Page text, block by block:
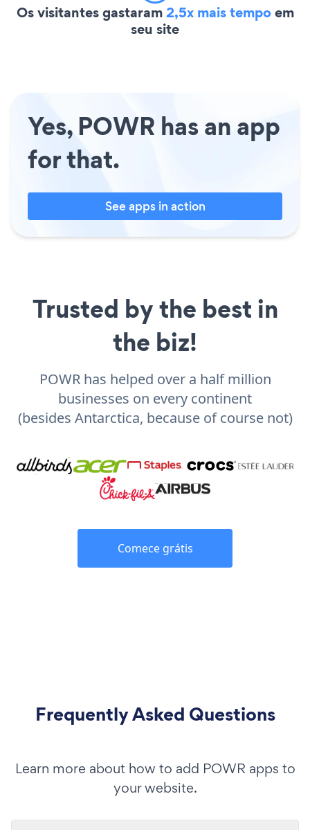
Os visitantes gastaram2,5x mais tempoem
seu site
Yes, POWR has an app
for that.
See apps in action
Trusted by the best in
the biz!
POWR has helped over a half million
businesses on every continent
(besides Antarctica, because of course not)
Comece grátis
Frequently Asked Questions
Learn more about how to add POWR apps to
your website.